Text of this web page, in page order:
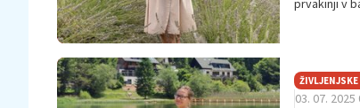
prvakinji v
03. 07. 2025